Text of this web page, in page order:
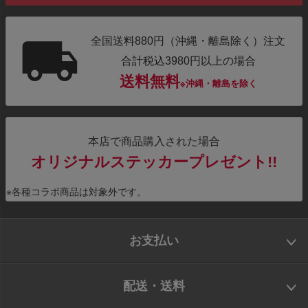
全国送料880円（沖縄・離島除く）注文
合計税込3980円以上の場合
送料無料※沖縄・離島を除く
本店で商品購入された場合
オリジナルステッカープレゼント!!
※各種コラボ商品は対象外です。
お支払い
配送・送料